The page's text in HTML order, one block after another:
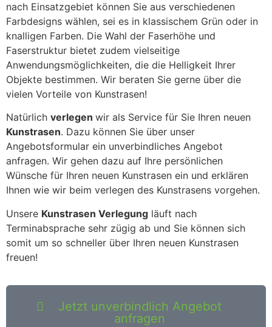
nach Einsatzgebiet können Sie aus verschiedenen
Farbdesigns wählen, sei es in klassischem Grün oder in
knalligen Farben. Die Wahl der Faserhöhe und
Faserstruktur bietet zudem vielseitige
Anwendungsmöglichkeiten, die die Helligkeit Ihrer
Objekte bestimmen. Wir beraten Sie gerne über die
vielen Vorteile von Kunstrasen!
Natürlich verlegen wir als Service für Sie Ihren neuen
Kunstrasen. Dazu können Sie über unser
Angebotsformular ein unverbindliches Angebot
anfragen. Wir gehen dazu auf Ihre persönlichen
Wünsche für Ihren neuen Kunstrasen ein und erklären
Ihnen wie wir beim verlegen des Kunstrasens vorgehen.
Unsere Kunstrasen Verlegung läuft nach
Terminabsprache sehr zügig ab und Sie können sich
somit um so schneller über Ihren neuen Kunstrasen
freuen!
Jetzt unverbindlich Angebot
anfragen